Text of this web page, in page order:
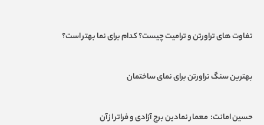
تفاوت های تراورتن و ترامیت چیست؟ کدام برای نما بهتر است؟
بهترین سنگ تراورتن برای نمای ساختمان
حسین امانت: معمار نمادین برج آزادی و فراتر از آن